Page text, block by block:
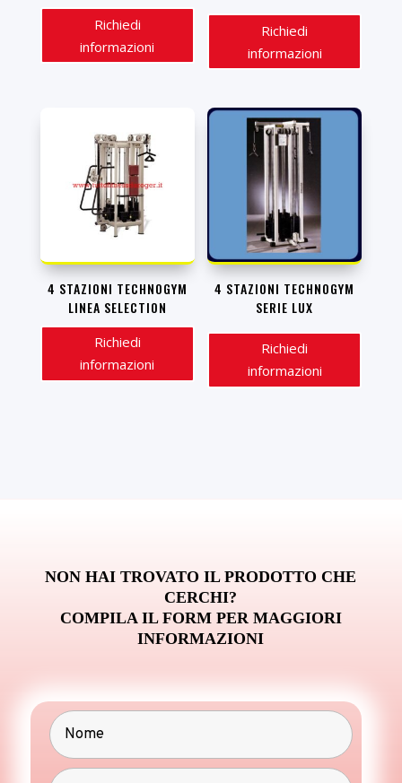
Richiedi
informazioni
Richiedi
informazioni
4 STAZIONI TECHNOGYM
LINEA SELECTION
Richiedi
informazioni
4 STAZIONI TECHNOGYM
SERIE LUX
Richiedi
informazioni
NON HAI TROVATO IL PRODOTTO CHE
CERCHI?
COMPILA IL FORM PER MAGGIORI
INFORMAZIONI